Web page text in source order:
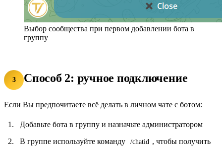
Выбор сообщества при первом добавлении бота в
группу
3 Способ 2: ручное подключение
Если Вы предпочитаете всё делать в личном чате с ботом:
Добавьте бота в группу и назначьте администратором
В группе используйте команду
/chatid , чтобы получить